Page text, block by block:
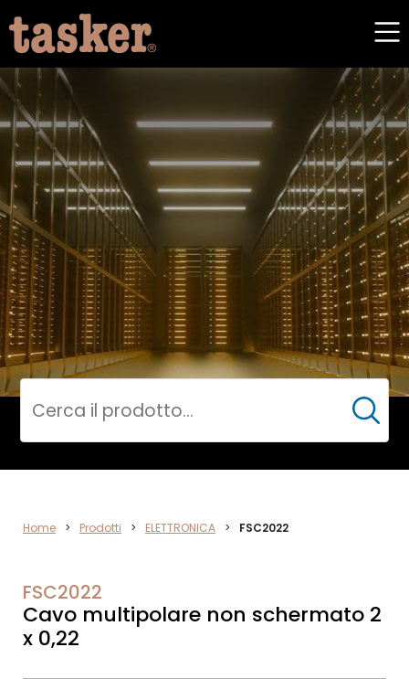
DATA
Cerca
Home > Prodotti > ELETTRONICA > FSC2022
FSC2022
Cavo multipolare non schermato 2
x 0,22